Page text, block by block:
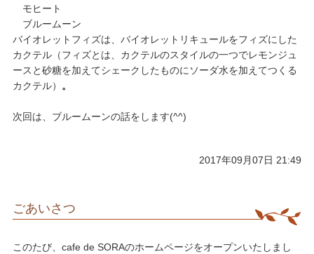
​ モヒート
ブルームーン
​バイオレットフィズは、バイオレットリキュールをフィズにした
カクテル（フィズとは、カクテルのスタイルの一つでレモンジュ
ースと砂糖を加えてシェークしたものにソーダ水を加えてつくる
カクテル）​ ​。
次回は、ブルームーンの話をします(^^)
2017年09月07日 21:49
ごあいさつ
このたび、cafe de SORAのホームページをオープンいたしまし